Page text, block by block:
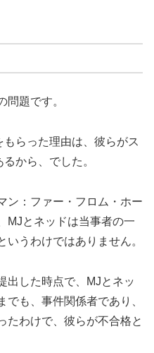
問題です。
らった理由は、彼らがス
から、でした。
ン：ファー・フロム・ホー
MJとネッドは当事者の一
いうわけではありません。
出した時点で、MJとネッ
でも、事件関係者であり、
たわけで、彼らが不合格と